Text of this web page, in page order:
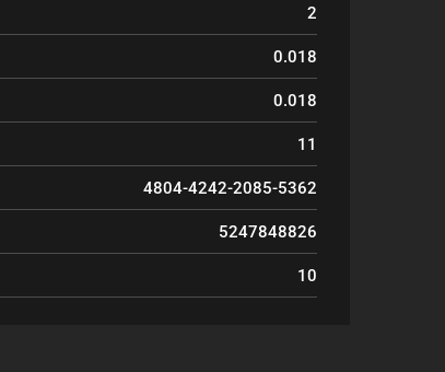
2
0.018
0.018
11
4804-4242-2085-5362
5247848826
10